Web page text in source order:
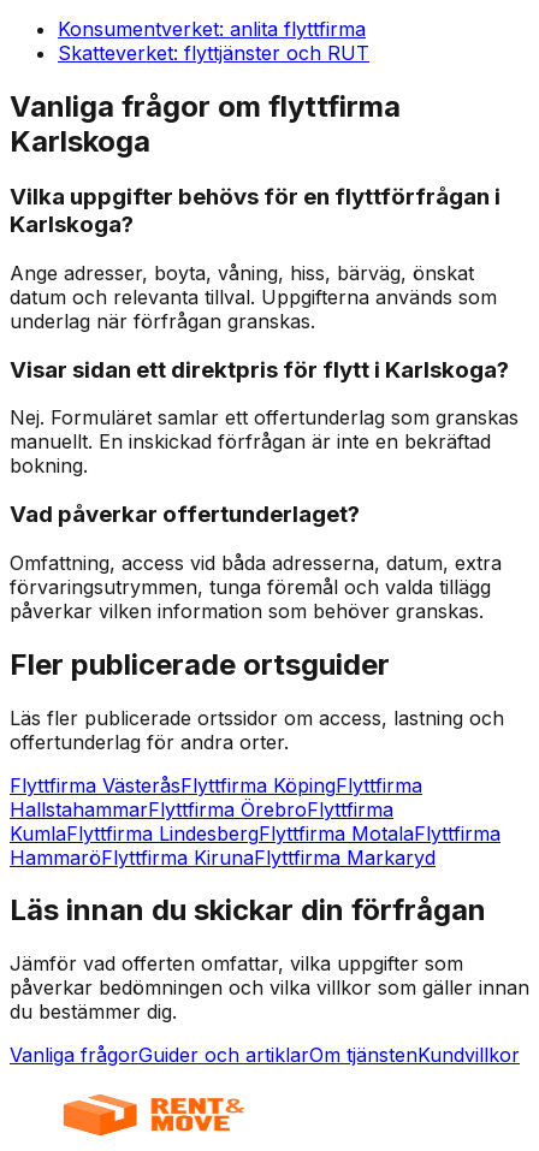
Konsumentverket: anlita flyttfirma
Skatteverket: flyttjänster och RUT
Vanliga frågor om flyttfirma
Karlskoga
Vilka uppgifter behövs för en flyttförfrågan i
Karlskoga?
Ange adresser, boyta, våning, hiss, bärväg, önskat
datum och relevanta tillval. Uppgifterna används som
underlag när förfrågan granskas.
Visar sidan ett direktpris för flytt i Karlskoga?
Nej. Formuläret samlar ett offertunderlag som granskas
manuellt. En inskickad förfrågan är inte en bekräftad
bokning.
Vad påverkar offertunderlaget?
Omfattning, access vid båda adresserna, datum, extra
förvaringsutrymmen, tunga föremål och valda tillägg
påverkar vilken information som behöver granskas.
Fler publicerade ortsguider
Läs fler publicerade ortssidor om access, lastning och
offertunderlag för andra orter.
Flyttfirma VästeråsFlyttfirma KöpingFlyttfirma
HallstahammarFlyttfirma ÖrebroFlyttfirma
KumlaFlyttfirma LindesbergFlyttfirma MotalaFlyttfirma
HammaröFlyttfirma KirunaFlyttfirma Markaryd
Läs innan du skickar din förfrågan
Jämför vad offerten omfattar, vilka uppgifter som
påverkar bedömningen och vilka villkor som gäller innan
du bestämmer dig.
Vanliga frågorGuider och artiklarOm tjänstenKundvillkor